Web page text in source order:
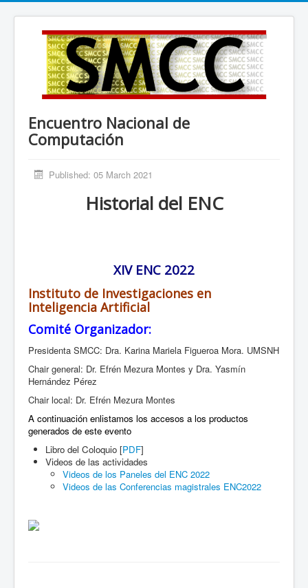
Encuentro Nacional de
Computación
Published: 05 March 2021
Historial del ENC
XIV ENC 2022
Instituto de Investigaciones en
Inteligencia Artificial
Comité Organizador:
Presidenta SMCC: Dra. Karina Mariela Figueroa Mora. UMSNH
Chair general: Dr. Efrén Mezura Montes y Dra. Yasmín
Hernández Pérez
Chair local: Dr. Efrén Mezura Montes
A continuación enlistamos los accesos a los productos
generados de este evento
Libro del Coloquio [PDF]
Videos de las actividades
Videos de los Paneles del ENC 2022
Videos de las Conferencias magistrales ENC2022